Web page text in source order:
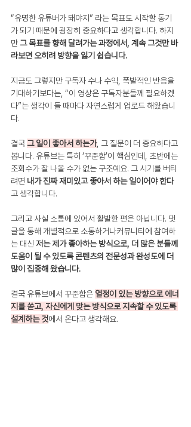
“유명한 유튜버가 돼야지” 라는 목표도 시작할 동기
가 되기 때문에 굉장히 중요하다고 생각합니다. 하지
만 그 목표를 향해 달려가는 과정에서, 계속 그것만 바
라보면 오히려 방향을 잃기 쉽습니다.
지금도 그렇지만 구독자 수나 수익, 폭발적인 반응을
기대하기보다는, “이 영상은 구독자분들께 필요하겠
다”는 생각이 들 때마다 자연스럽게 업로드 해왔습니
다.
결국 그 일이 좋아서 하는가, 그 질문이 더 중요하다고
봅니다. 유튜브는 특히 ‘꾸준함’이 핵심인데, 초반에는
조회수가 잘 나올 수가 없는 구조예요. 그 시기를 버티
려면 내가 진짜 재미있고 좋아서 하는 일이어야 한다
고 생각합니다.
그리고 사실 소통에 있어서 활발한 편은 아닙니다. 댓
글을 통해 개별적으로 소통하거나커뮤니티에 참여하
는 대신 저는 제가 좋아하는 방식으로, 더 많은 분들께
도움이 될 수 있도록 콘텐츠의 전문성과 완성도에 더
많이 집중해 왔습니다.
결국 유튜브에서 꾸준함은 열정이 있는 방향으로 에너
지를 쏟고, 자신에게 맞는 방식으로 지속할 수 있도록
설계하는 것에서 온다고 생각해요.